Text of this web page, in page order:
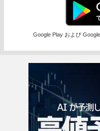
Google Play および